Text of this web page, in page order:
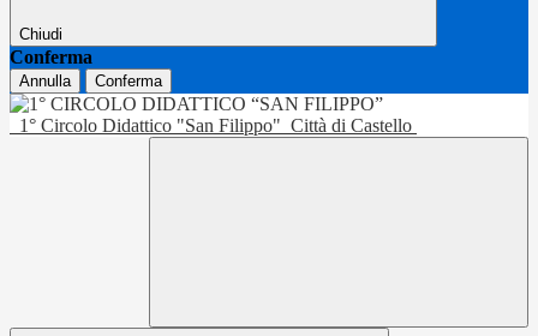
Chiudi
Conferma
Annulla Conferma
1° Circolo Didattico "San Filippo" Città di Castello